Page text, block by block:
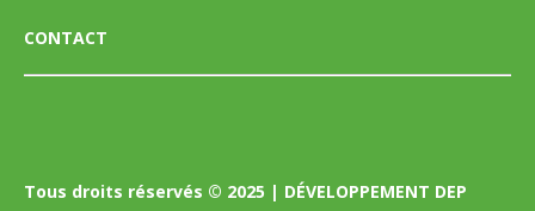
CONTACT
Tous droits réservés © 2025 | DÉVELOPPEMENT DEP